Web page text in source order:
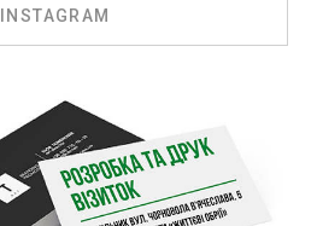
INSTAGRAM